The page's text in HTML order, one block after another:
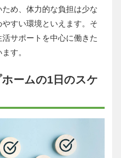
め、体力的な負担は少な
すい環境といえます。そ
サポートを中心に働きた
す。
ームの1日のスケ